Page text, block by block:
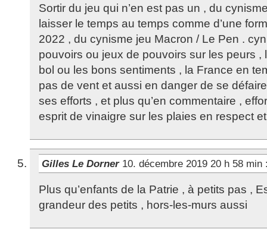
Sortir du jeu qui n’en est pas un , du
laisser le temps au temps comme d’une
2022 , du cynisme jeu Macron / Le Pen .
pouvoirs ou jeux de pouvoirs sur les peurs ,
bol ou les bons sentiments , la France en
pas de vent et aussi en danger de se
ses efforts , et plus qu’en commentaire ,
esprit de vinaigre sur les plaies en respect
Gilles Le Dorner 10. décembre 2019 20 h 58 min
Plus qu’enfants de la Patrie , à petits pas ,
grandeur des petits , hors-les-murs aussi